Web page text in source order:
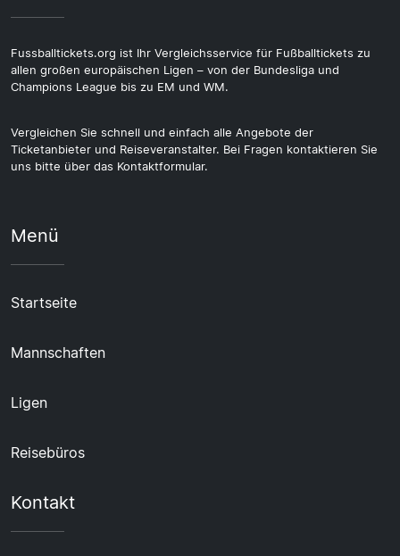
Fussballtickets.org ist Ihr Vergleichsservice für Fußballtickets zu
allen großen europäischen Ligen – von der Bundesliga und
Champions League bis zu EM und WM.
Vergleichen Sie schnell und einfach alle Angebote der
Ticketanbieter und Reiseveranstalter. Bei Fragen kontaktieren Sie
uns bitte über das Kontaktformular.
Menü
Startseite
Mannschaften
Ligen
Reisebüros
Kontakt